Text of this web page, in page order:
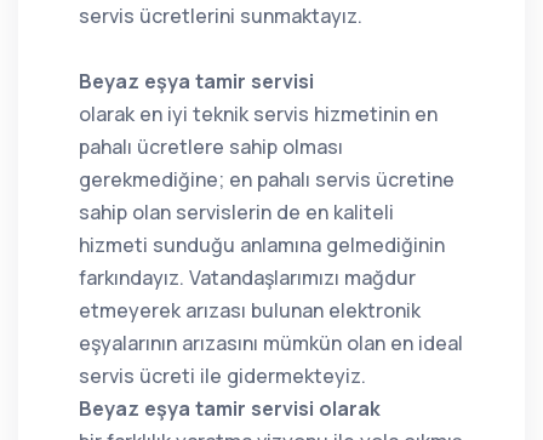
servis ücretlerini sunmaktayız.
Beyaz eşya tamir servisi
olarak en iyi teknik servis hizmetinin en
pahalı ücretlere sahip olması
gerekmediğine; en pahalı servis ücretine
sahip olan servislerin de en kaliteli
hizmeti sunduğu anlamına gelmediğinin
farkındayız. Vatandaşlarımızı mağdur
etmeyerek arızası bulunan elektronik
eşyalarının arızasını mümkün olan en ideal
servis ücreti ile gidermekteyiz.
Beyaz eşya tamir servisi olarak